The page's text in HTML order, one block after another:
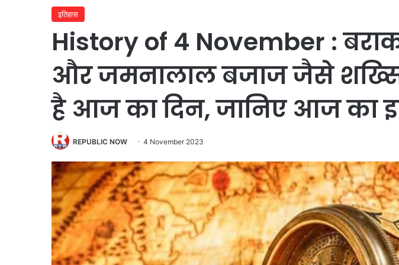
इतिहास
History of 4 November :
और जमनालाल बजाज जैसे
है आज का दिन, जानिए आज का
REPUBLIC NOW 4 November 2023